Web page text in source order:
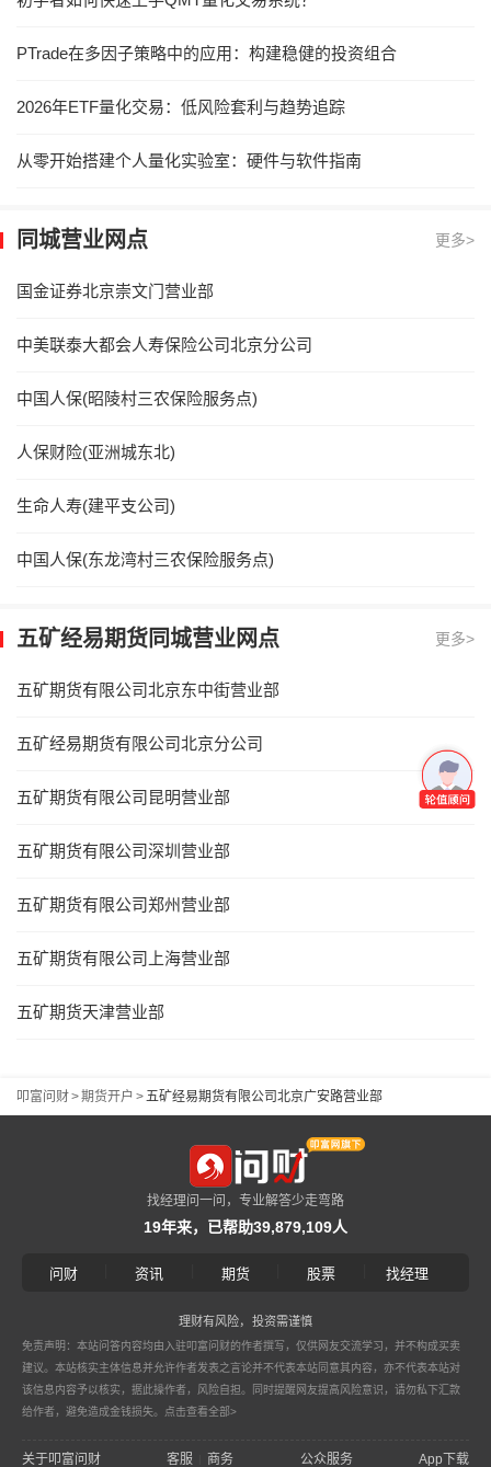
PTrade在多因子策略中的应用：构建稳健的投资组合
2026年ETF量化交易：低风险套利与趋势追踪
从零开始搭建个人量化实验室：硬件与软件指南
同城营业网点 更多>
国金证券北京崇文门营业部
中美联泰大都会人寿保险公司北京分公司
中国人保(昭陵村三农保险服务点)
人保财险(亚洲城东北)
生命人寿(建平支公司)
中国人保(东龙湾村三农保险服务点)
五矿经易期货同城营业网点 更多>
五矿期货有限公司北京东中街营业部
五矿经易期货有限公司北京分公司
五矿期货有限公司昆明营业部
五矿期货有限公司深圳营业部
五矿期货有限公司郑州营业部
五矿期货有限公司上海营业部
五矿期货天津营业部
叩富问财>期货开户 > 五矿经易期货有限公司北京广安路营业部
找经理问一问，专业解答少走弯路
19年来，已帮助39,879,109人
问财 资讯 期货 股票 找经理
理财有风险，投资需谨慎
免责声明：本站问答内容均由入驻叩富问财的作者撰写，仅供网友交流学习，并不构成买卖
建议。本站核实主体信息并允许作者发表之言论并不代表本站同意其内容，亦不代表本站对
该信息内容予以核实，据此操作者，风险自担。同时提醒网友提高风险意识，请勿私下汇款
给作者，避免造成金钱损失。 点击查看全部>
关于叩富问财 客服 商务 公众服务 App下载